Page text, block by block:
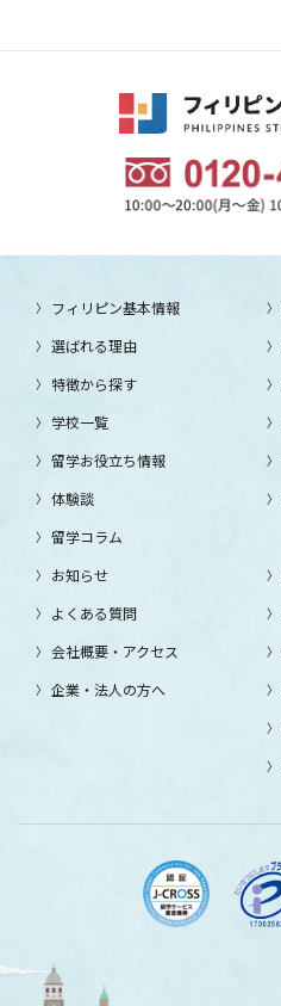
フィリピン基本情報
選ばれる理由
特徴から探す
学校一覧
留学お役立ち情報
体験談
留学コラム
お知らせ
よくある質問
会社概要・アクセス
企業・法人の方へ